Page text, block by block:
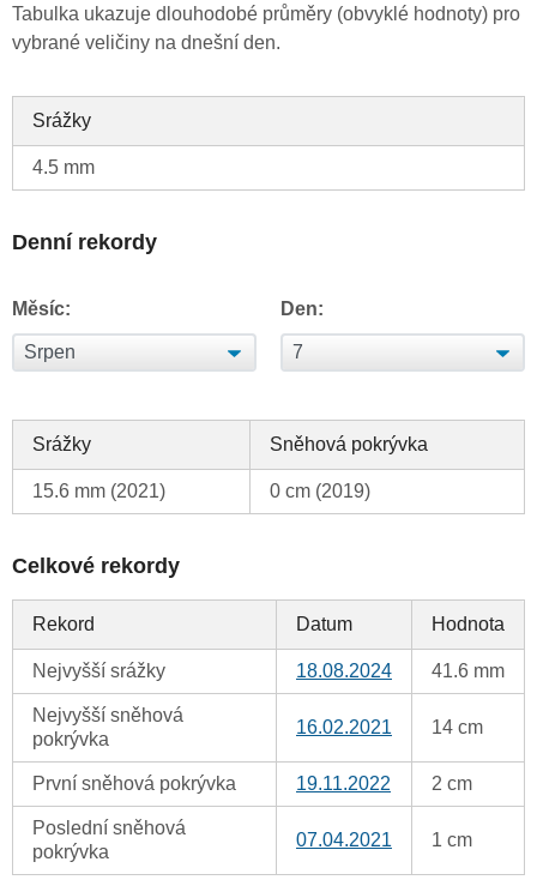
Tabulka ukazuje dlouhodobé průměry (obvyklé hodnoty) pro
vybrané veličiny na dnešní den.
Srážky
4.5 mm
Denní rekordy
Měsíc: Den:
Srážky Sněhová pokrývka
15.6 mm (2021) 0 cm (2019)
Celkové rekordy
Rekord Datum Hodnota
Nejvyšší srážky 18.08.2024 41.6 mm
Nejvyšší sněhová
pokrývka
16.02.2021 14 cm
První sněhová pokrývka 19.11.2022 2 cm
Poslední sněhová
pokrývka
07.04.2021 1 cm